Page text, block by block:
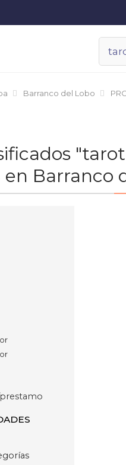
Barranco del Lobo
en Barranco